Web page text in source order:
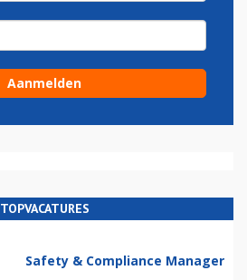
TOPVACATURES
Safety & Compliance Manager